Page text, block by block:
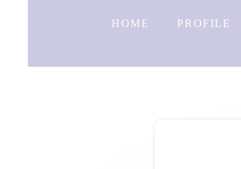
HOME PROFILE